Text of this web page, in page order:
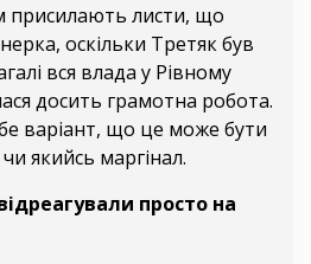
присилають листи, що
оскільки Третяк був
вся влада у Рівному
досить грамотна робота.
варіант, що це може бути
якийсь маргінал.
просто на